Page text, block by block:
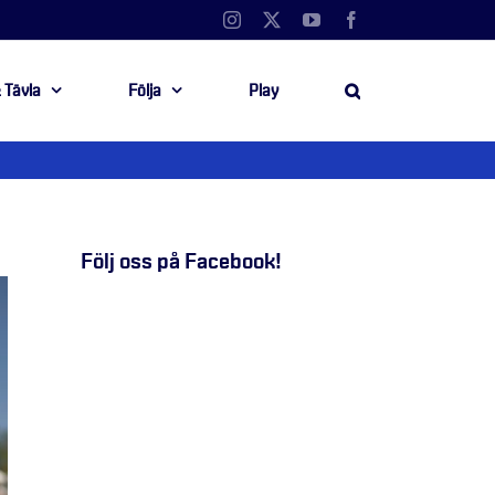
Instagram YouTube
Tävla Följa Play
Följ oss på Facebook!